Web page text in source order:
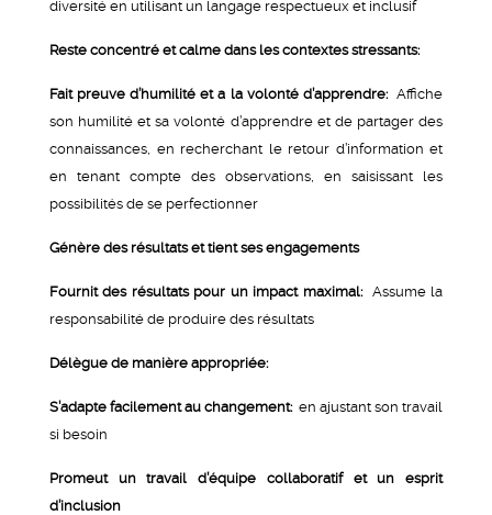
diversité en utilisant un langage respectueux et inclusif
Reste concentré et calme dans les contextes stressants:
Fait preuve d’humilité et a la volonté d’apprendre: Affiche
son humilité et sa volonté d’apprendre et de partager des
connaissances, en recherchant le retour d’information et
en tenant compte des observations, en saisissant les
possibilités de se perfectionner
Génère des résultats et tient ses engagements
Fournit des résultats pour un impact maximal: Assume la
responsabilité de produire des résultats
Délègue de manière appropriée:
S’adapte facilement au changement: en ajustant son travail
si besoin
Promeut un travail d’équipe collaboratif et un esprit
d’inclusion